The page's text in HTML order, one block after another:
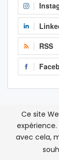
RSS
Ce site
avec cela,